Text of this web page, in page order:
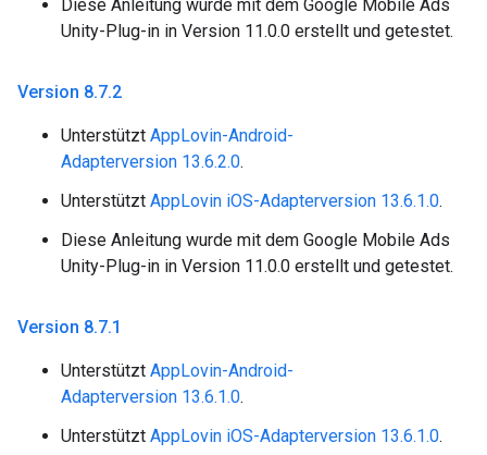
Diese Anleitung wurde mit dem Google Mobile Ads
Unity-Plug-in in Version 11.0.0 erstellt und getestet.
Version 8.7.2
Unterstützt AppLovin-Android-
Adapterversion 13.6.2.0.
Unterstützt AppLovin iOS-Adapterversion 13.6.1.0.
Diese Anleitung wurde mit dem Google Mobile Ads
Unity-Plug-in in Version 11.0.0 erstellt und getestet.
Version 8.7.1
Unterstützt AppLovin-Android-
Adapterversion 13.6.1.0.
Unterstützt AppLovin iOS-Adapterversion 13.6.1.0.